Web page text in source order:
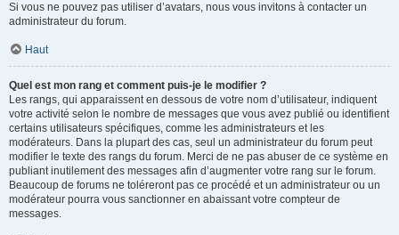
Si vous ne pouvez pas utiliser d’avatars, nous vous invitons à contacter un
administrateur du forum.
Haut
Quel est mon rang et comment puis-je le modifier ?
Les rangs, qui apparaissent en dessous de votre nom d’utilisateur, indiquent
votre activité selon le nombre de messages que vous avez publié ou identifient
certains utilisateurs spécifiques, comme les administrateurs et les
modérateurs. Dans la plupart des cas, seul un administrateur du forum peut
modifier le texte des rangs du forum. Merci de ne pas abuser de ce système en
publiant inutilement des messages afin d’augmenter votre rang sur le forum.
Beaucoup de forums ne toléreront pas ce procédé et un administrateur ou un
modérateur pourra vous sanctionner en abaissant votre compteur de
messages.